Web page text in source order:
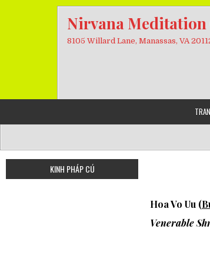
Nirvana Meditation
8105 Willard Lane, Manassas, VA
Hoa Vo Uu (
Venerable
KINH PHÁP CÚ